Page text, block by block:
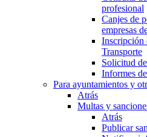
profesional
Canjes de
empresas
Inscripción
Transporte
Solicitud
Informes
Para ayuntamientos y
Atrás
Multas y
Atrás
Publicar